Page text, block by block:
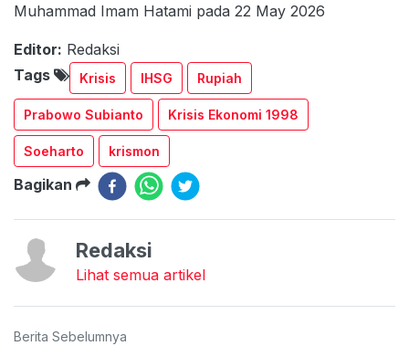
Muhammad Imam Hatami pada 22 May 2026
Editor: Redaksi
Tags
Krisis IHSG Rupiah
Prabowo Subianto Krisis Ekonomi 1998
Soeharto krismon
Bagikan
Redaksi
Lihat semua artikel
Berita Sebelumnya